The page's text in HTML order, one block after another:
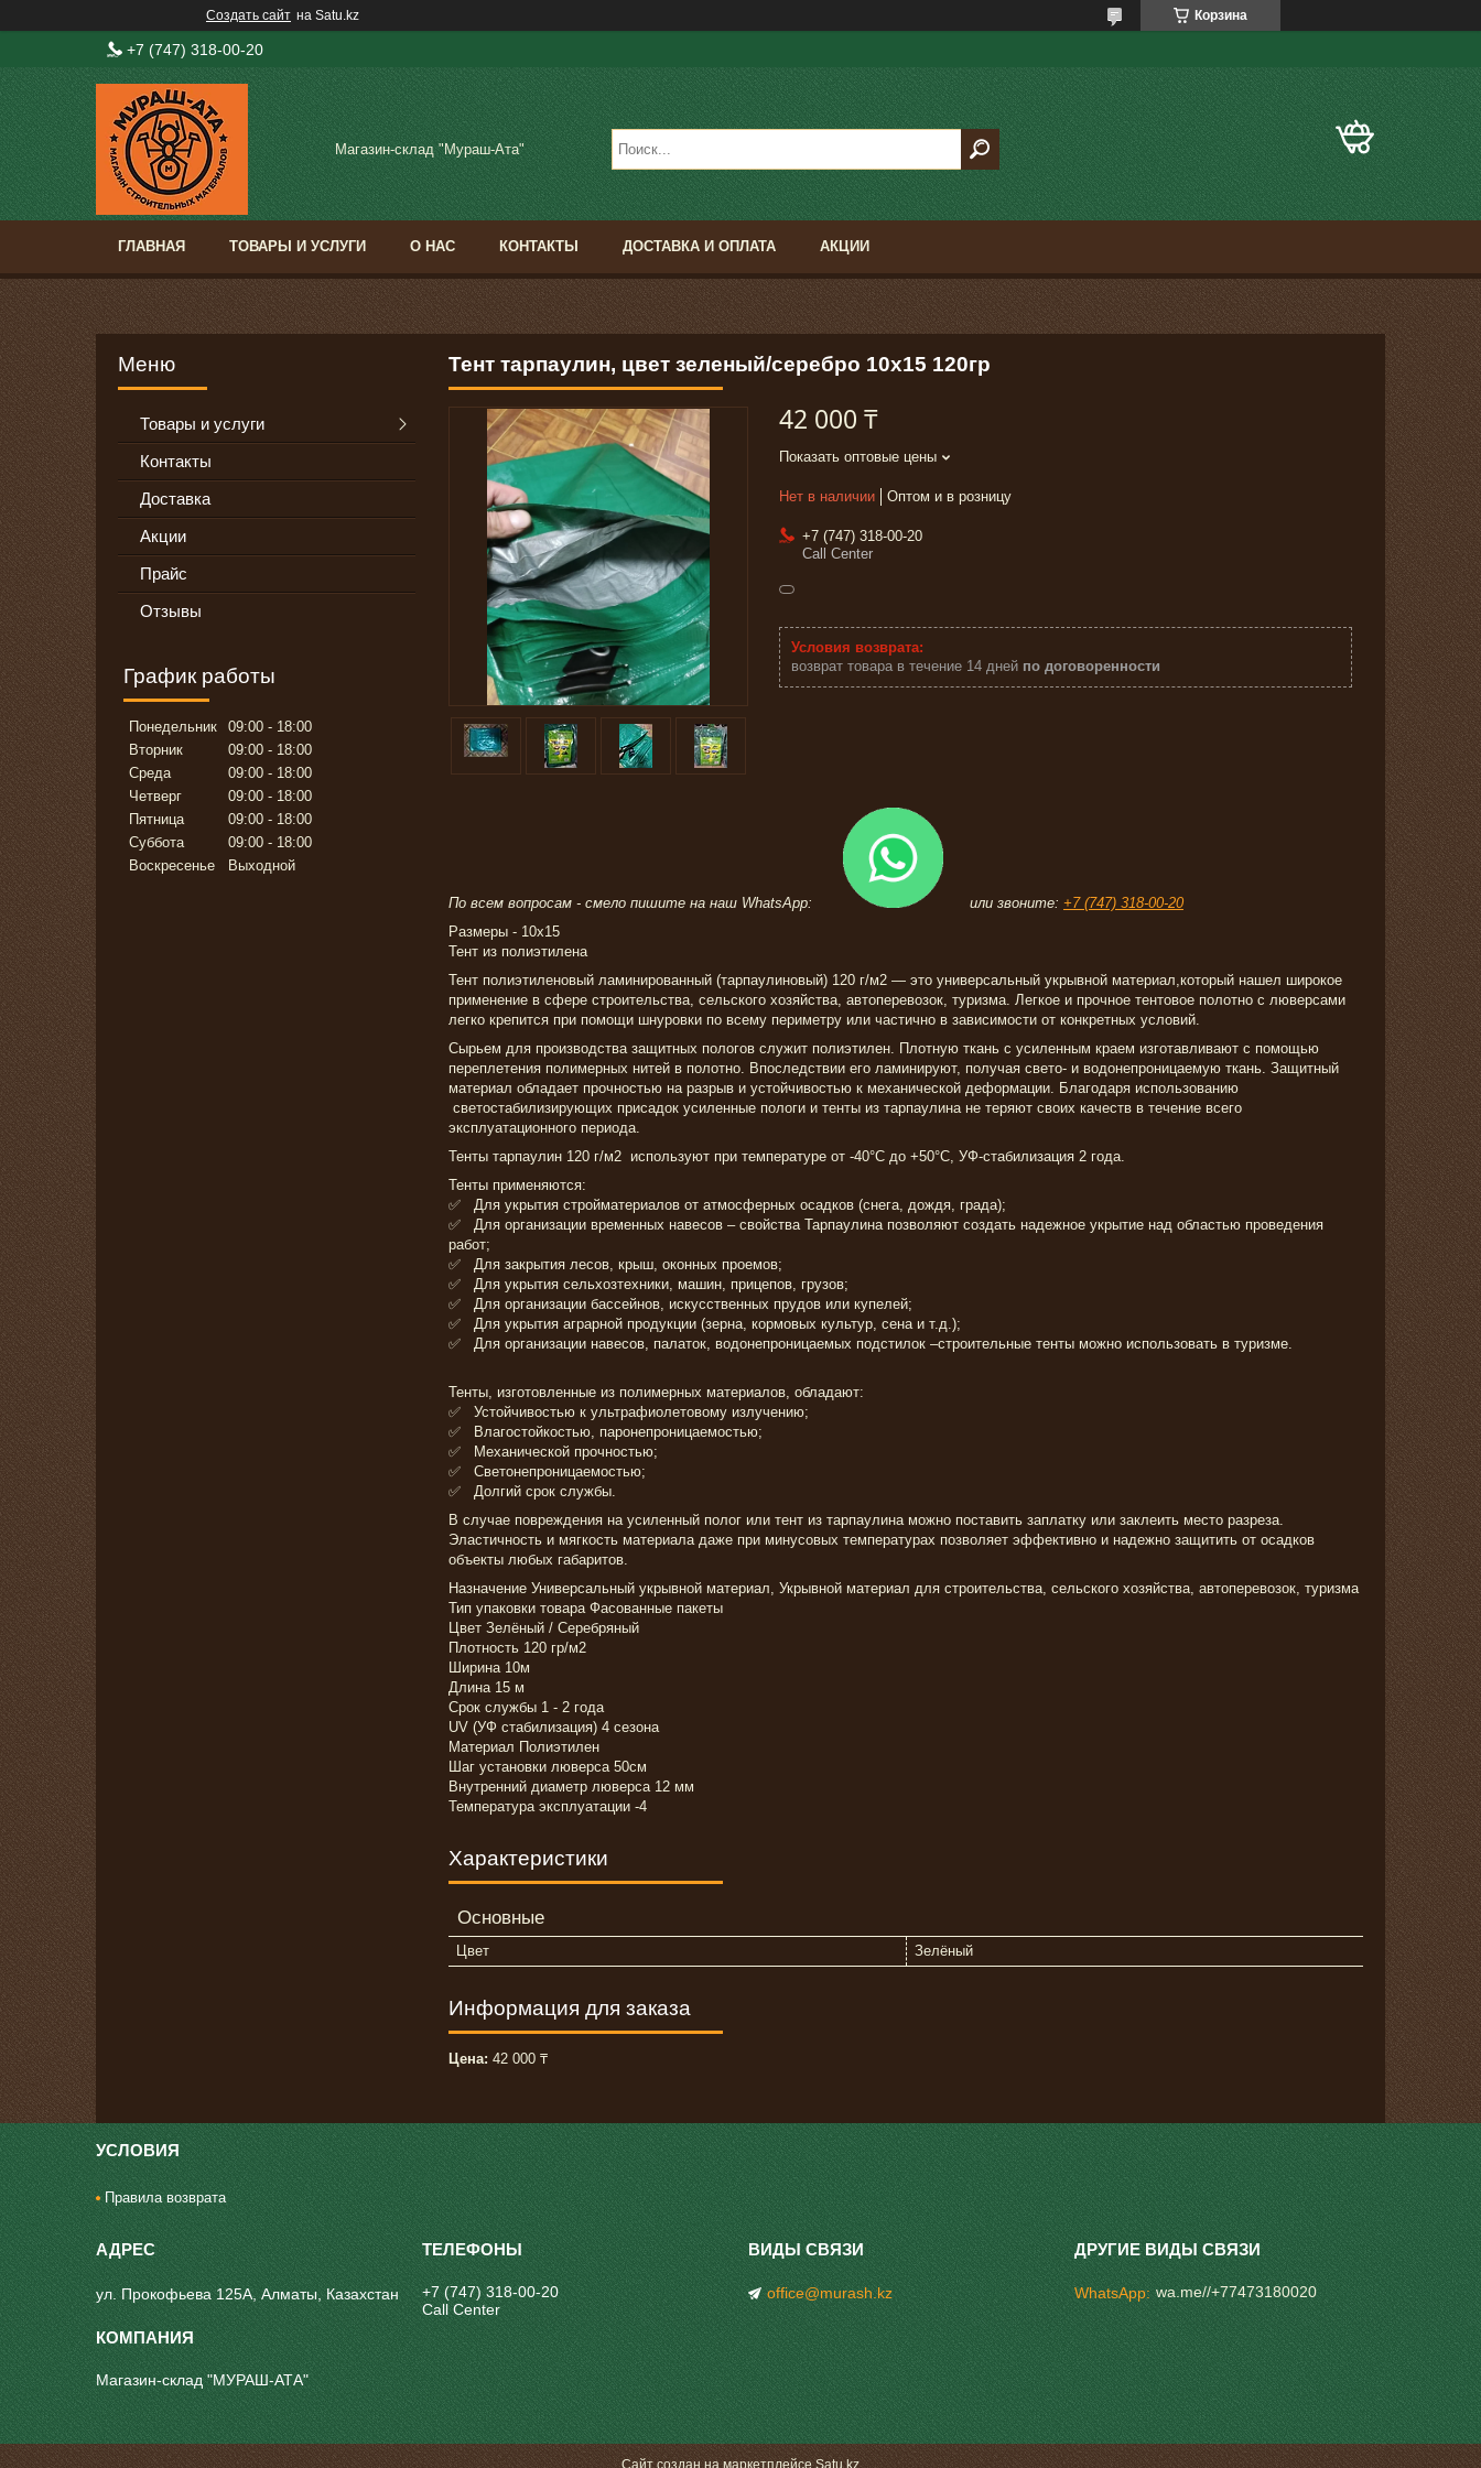
Создать сайт на Satu.kz Корзина
+7 (747) 318-00-20
Магазин-склад "Мураш-Ата"
ГЛАВНАЯ ТОВАРЫ И УСЛУГИ О НАС КОНТАКТЫ ДОСТАВКА И ОПЛАТА АКЦИИ
Тент тарпаулин, цвет зеленый/серебро 10х15 120гр
42 000 ₸
Показать оптовые цены
Нет в наличии Оптом и в розницу
+7 (747) 318-00-20
Call Center
возврат товара в течение 14 дней по договоренности
По всем вопросам - смело пишите на наш WhatsApp: или звоните: +7 (747) 318-00-20
Размеры - 10х15
Тент из полиэтилена
Тент полиэтиленовый ламинированный (тарпаулиновый) 120 г/м2 — это универсальный укрывной материал,который нашел широкое
применение в сфере строительства, сельского хозяйства, автоперевозок, туризма. Легкое и прочное тентовое полотно с люверсами
легко крепится при помощи шнуровки по всему периметру или частично в зависимости от конкретных условий.
Сырьем для производства защитных пологов служит полиэтилен. Плотную ткань с усиленным краем изготавливают с помощью
переплетения полимерных нитей в полотно. Впоследствии его ламинируют, получая свето- и водонепроницаемую ткань. Защитный
материал обладает прочностью на разрыв и устойчивостью к механической деформации. Благодаря использованию
светостабилизирующих присадок усиленные пологи и тенты из тарпаулина не теряют своих качеств в течение всего
эксплуатационного периода.
Тенты тарпаулин 120 г/м2 используют при температуре от -40°C до +50°C, УФ-стабилизация 2 года.
Тенты применяются:
✅ Для укрытия стройматериалов от атмосферных осадков (снега, дождя, града);
✅ Для организации временных навесов – свойства Тарпаулина позволяют создать надежное укрытие над областью проведения
работ;
✅ Для закрытия лесов, крыш, оконных проемов;
✅ Для укрытия сельхозтехники, машин, прицепов, грузов;
✅ Для организации бассейнов, искусственных прудов или купелей;
✅ Для укрытия аграрной продукции (зерна, кормовых культур, сена и т.д.);
✅ Для организации навесов, палаток, водонепроницаемых подстилок –строительные тенты можно использовать в туризме.
Тенты, изготовленные из полимерных материалов, обладают:
✅ Устойчивостью к ультрафиолетовому излучению;
✅ Влагостойкостью, паронепроницаемостью;
✅ Механической прочностью;
✅ Светонепроницаемостью;
✅ Долгий срок службы.
В случае повреждения на усиленный полог или тент из тарпаулина можно поставить заплатку или заклеить место разреза.
Эластичность и мягкость материала даже при минусовых температурах позволяет эффективно и надежно защитить от осадков
объекты любых габаритов.
Назначение Универсальный укрывной материал, Укрывной материал для строительства, сельского хозяйства, автоперевозок, туризма
Тип упаковки товара Фасованные пакеты
Цвет Зелёный / Серебряный
Плотность 120 гр/м2
Ширина 10м
Длина 15 м
Срок службы 1 - 2 года
UV (УФ стабилизация) 4 сезона
Материал Полиэтилен
Шаг установки люверса 50см
Внутренний диаметр люверса 12 мм
Температура эксплуатации -4
Характеристики
Основные
Цвет Зелёный
Информация для заказа
Цена: 42 000 ₸
Товары и услуги
Контакты
Доставка
Акции
Прайс
Отзывы
График работы
Понедельник 09:00
18:00
Вторник
09:00
18:00
Среда
09:00
18:00
Четверг
09:00
18:00
Пятница
09:00
18:00
Суббота
09:00
18:00
Воскресенье
Выходной
УСЛОВИЯ
Правила возврата
ул. Прокофьева 125А, Алматы, Казахстан
Магазин-склад "МУРАШ-АТА"
+7 (747) 318-00-20
Call Center
office@murash.kz WhatsApp wa.me//+77473180020